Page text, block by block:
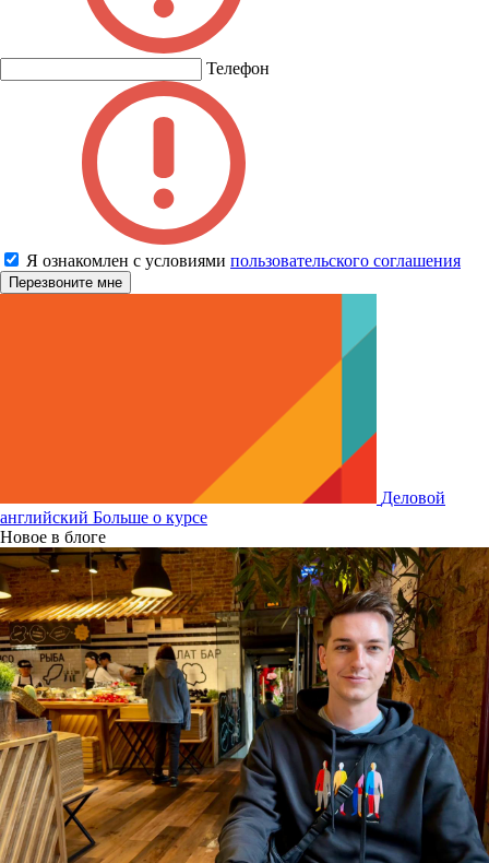
Телефон
Я ознакомлен с условиями пользовательского соглашения
Деловой
английский Больше о курсе
Новое в блоге